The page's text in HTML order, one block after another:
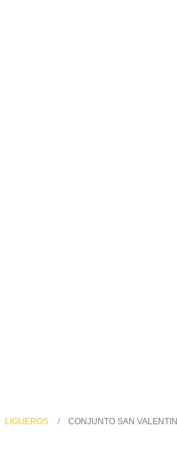
LIGUEROS CONJUNTO SAN VALENTIN